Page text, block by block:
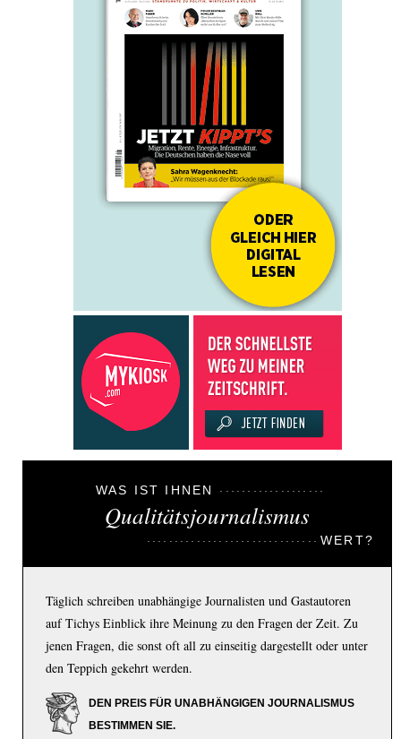
WAS IST IHNEN
Qualitätsjournalismus
WERT?
Täglich schreiben unabhängige Journalisten und Gastautoren
auf Tichys Einblick ihre Meinung zu den Fragen der Zeit. Zu
jenen Fragen, die sonst oft all zu einseitig dargestellt oder unter
den Teppich gekehrt werden.
DEN PREIS FÜR UNABHÄNGIGEN JOURNALISMUS
BESTIMMEN SIE.